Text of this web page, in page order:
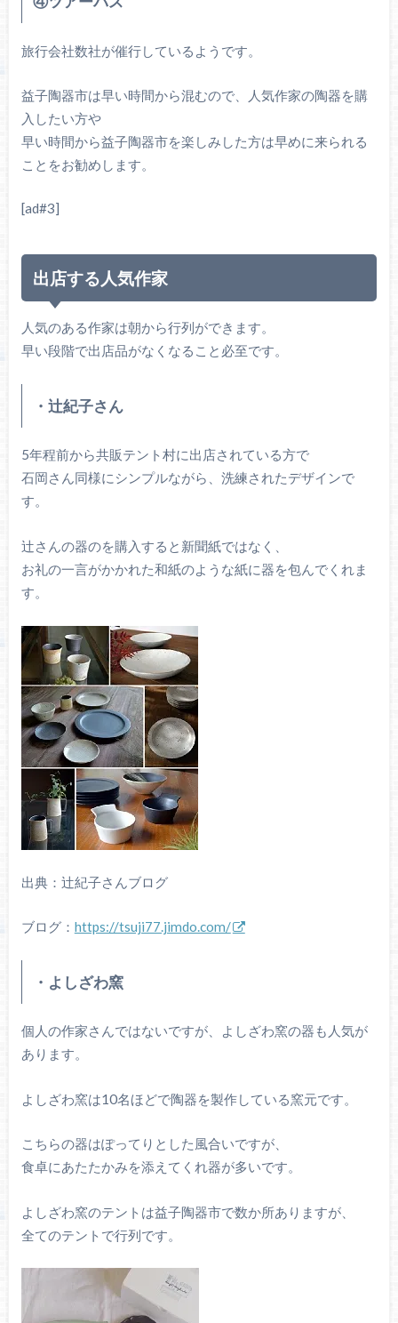
旅行会社数社が催行しているようです。
益子陶器市は早い時間から混むので、人気作家の陶器を購
入したい方や
早い時間から益子陶器市を楽しみした方は早めに来られる
ことをお勧めします。
[ad#3]
出店する人気作家
人気のある作家は朝から行列ができます。
早い段階で出店品がなくなること必至です。
・辻紀子さん
5年程前から共販テント村に出店されている方で
石岡さん同様にシンプルながら、洗練されたデザインで
す。
辻さんの器のを購入すると新聞紙ではなく、
お礼の一言がかかれた和紙のような紙に器を包んでくれま
す。
出典：辻紀子さんブログ
ブログ： https://tsuji77.jimdo.com/
・よしざわ窯
個人の作家さんではないですが、よしざわ窯の器も人気が
あります。
よしざわ窯は10名ほどで陶器を製作している窯元です。
こちらの器はぽってりとした風合いですが、
食卓にあたたかみを添えてくれ器が多いです。
よしざわ窯のテントは益子陶器市で数か所ありますが、
全てのテントで行列です。